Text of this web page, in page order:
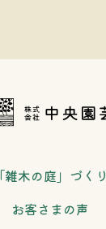
「雑木の庭」づくり
お客さまの声